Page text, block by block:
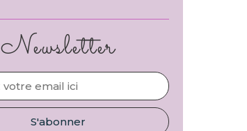
Newsletter